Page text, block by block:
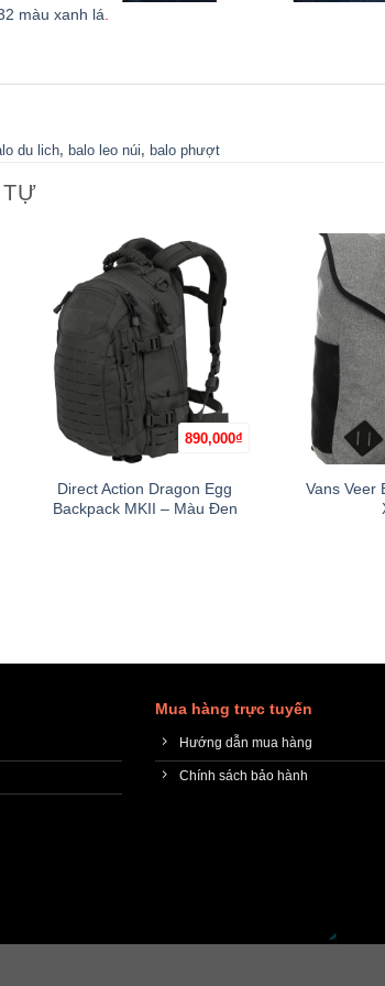
màu xanh lá
du lich, balo leo núi, balo phượt
890,000₫
Direct Action Dragon Egg
Backpack MKII – Màu Đen
+
Vans Veer
Mua hàng trực tuyến
Hướng dẫn mua hàng
Chính sách bảo hành